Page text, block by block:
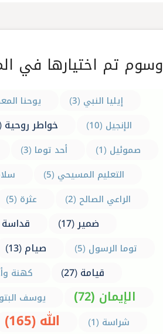
وسوم تم اختيارها في
إيليا النبي (3) يوحنا
الإنجيل (10) خواطر روحية
صموئيل (1) أحد توما (3)
التعليم المسيحي (5)
الراعي الصالح (2)
عثرة (5)
ضمير (17)
قداسة
توما الرسول (5) صيام (13)
قيامة (27)
كهنة
الإيمان (72) يوسف
شراسة (1)
الله (165)